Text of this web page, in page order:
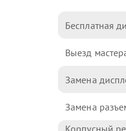
Бесплатная
Выезд
Замена
Замена
Корпусный